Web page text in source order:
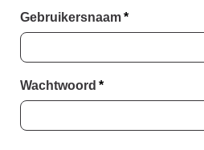
Gebruikersnaam*
Wachtwoord *